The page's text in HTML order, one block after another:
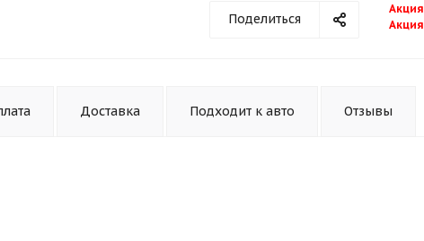
Поделиться
Акция
Акция
Доставка Подходит к авто Отзывы